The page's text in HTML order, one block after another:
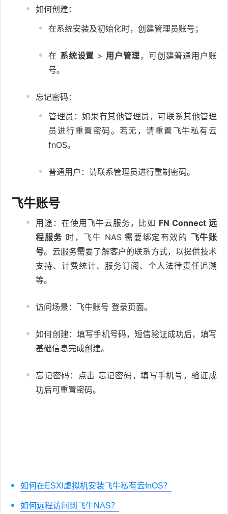
如何创建：
在系统安装及初始化时，创建管理员账号；
在 系统设置 > 用户管理，可创建普通用户账
号。
忘记密码：
管理员：如果有其他管理员，可联系其他管理
员进行重置密码。若无，请重置飞牛私有云
fnOS。
普通用户：请联系管理员进行重制密码。
飞牛账号
用途：在使用飞牛云服务，比如 FN Connect 远
程服务 时，飞牛 NAS 需要绑定有效的 飞牛账
号。云服务需要了解客户的联系方式，以提供技术
支持、计费统计、服务订阅、个人法律责任追溯
等。
访问场景： 飞牛账号 登录页面。
如何创建：填写手机号码，短信验证成功后，填写
基础信息完成创建。
忘记密码：点击 忘记密码 ，填写手机号，验证成
功后可重置密码。
如何在ESXI虚拟机安装飞牛私有云fnOS？
如何远程访问到飞牛NAS？